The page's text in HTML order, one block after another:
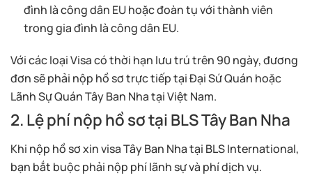
đình là công dân EU hoặc đoàn tụ với thành viên
trong gia đình là công dân EU.
Với các loại Visa có thời hạn lưu trú trên 90 ngày, đương
đơn sẽ phải nộp hồ sơ trực tiếp tại Đại Sứ Quán hoặc
Lãnh Sự Quán Tây Ban Nha tại Việt Nam.
2. Lệ phí nộp hồ sơ tại BLS Tây Ban Nha
Khi nộp hồ sơ xin visa Tây Ban Nha tại BLS International,
bạn bắt buộc phải nộp phí lãnh sự và phí dịch vụ.